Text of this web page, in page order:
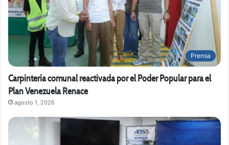
Prensa
Carpintería comunal reactivada por el Poder Popular para el
Plan Venezuela Renace
agosto 1, 2026